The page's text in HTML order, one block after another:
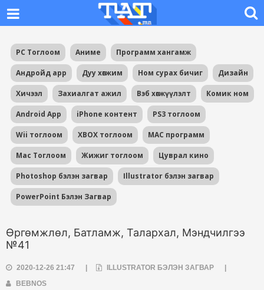
PC Тоглоом Аниме Программ хангамж
Андройд app Дуу хөгжим Ном сурах бичиг Дизайн
Хичээл Захиалгат ажил Вэб хөгжүүлэлт Комик ном
Android App iPhone контент PS3 тоглоом
Wii тоглоом XBOX тоглоом MAC программ
Mac Тоглоом Жижиг тоглоом Цуврал кино
Photoshop бэлэн загвар Illustrator бэлэн загвар
PowerPoint Бэлэн Загвар
Өргөмжлөл, Батламж, Талархал, Мэндчилгээ
№41
2020-12-26 21:47 ILLUSTRATOR БЭЛЭН ЗАГВАР
BEBNOS